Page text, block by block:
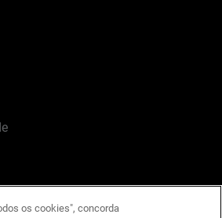
os cookies", concorda